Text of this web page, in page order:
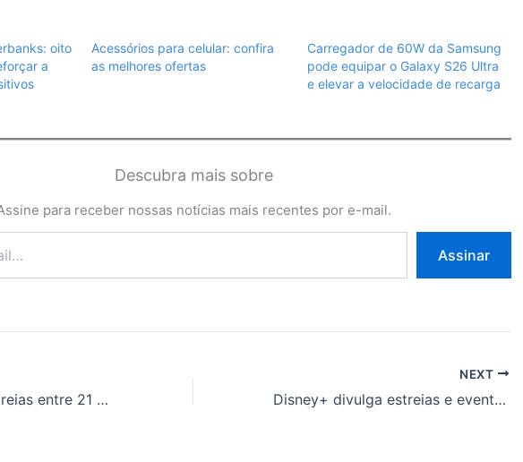
oito
a
Acessórios para celular: confira
as melhores ofertas
Carregador de 60W da Samsung
pode equipar o Galaxy S26 Ultra
e elevar a velocidade de recarga
Descubra mais sobre
para receber nossas notícias mais recentes por e-mail.
Assinar
Netflix divulga estreias entre 21 e 27 de julho com novos episódios de Sandman e sequência de Um Maluco no Golfe
NEXT
Disney+ divulga estreias e eventos esportivos para 21 a 27 de julho